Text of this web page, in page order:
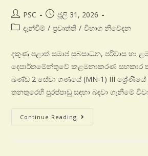
PSC
ජූලි 31, 2026
දැන්වීම් / ප්‍රවෘත්ති / විභාග නිවේදන
දකුණු පළාත් සමාජ සුබසාධන, පරිවාස හා
දෙපාර්තමේන්තුවේ කළමනාකරණ
ඛණ්ඩ 2 සේවා ගණයේ (MN-1) III ශ්‍රේණියේ
තනතුරෙහි පුරප්පාඩු සඳහා බඳවා ගැනීමේ
Continue Reading